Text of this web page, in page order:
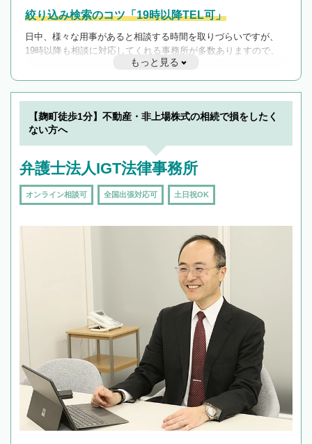
絞り込み検索のコツ「19時以降TEL可」
日中、様々な用事があると相談する時間を取りづらいですが、
19時以降も相談に対応してくれる事務所が多数ありますので、
遅い時間の相談が増えそうな場合はそのような事務所に絞り込
んで検索してみましょう。
19時以降TEL可の条件
を加えて再検索
もっと見る
【麹町徒歩1分】不動産・非上場株式の相続で損をしたく
ない方へ
弁護士法人IGT法律事務所
オンライン相談可 全国出張対応可 土日祝OK